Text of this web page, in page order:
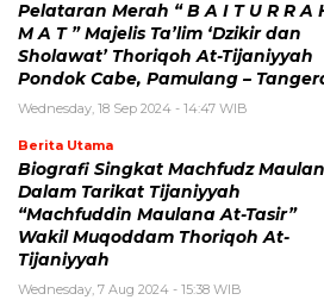
Pelataran Merah “ B A I T U R R A
M A T ” Majelis Ta’lim ‘Dzikir dan
Sholawat’ Thoriqoh At-Tijaniyyah
Pondok Cabe, Pamulang –
Wednesday, 18 Sep 2024 - 14:47 WIB
Berita Utama
Biografi Singkat Machfudz
Dalam Tarikat Tijaniyyah
“Machfuddin Maulana At-Tasir”
Wakil Muqoddam Thoriqoh At-
Tijaniyyah
Wednesday, 7 Aug 2024 - 15:38 WIB